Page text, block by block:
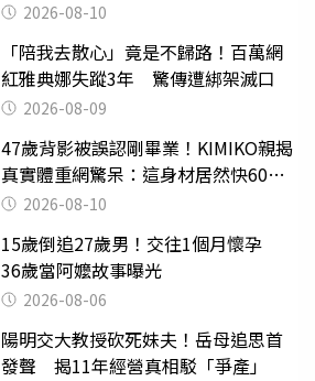
2026-08-10
「陪我去散心」竟是不歸路！百萬網
紅雅典娜失蹤3年 驚傳遭綁架滅口
2026-08-09
47歲背影被誤認剛畢業！KIMIKO親揭
真實體重網驚呆：這身材居然快60公
斤？2026-08-10
15歲倒追27歲男！交往1個月懷孕
36歲當阿嬤故事曝光
2026-08-06
陽明交大教授砍死妹夫！岳母追思首
發聲 揭11年經營真相駁「爭產」